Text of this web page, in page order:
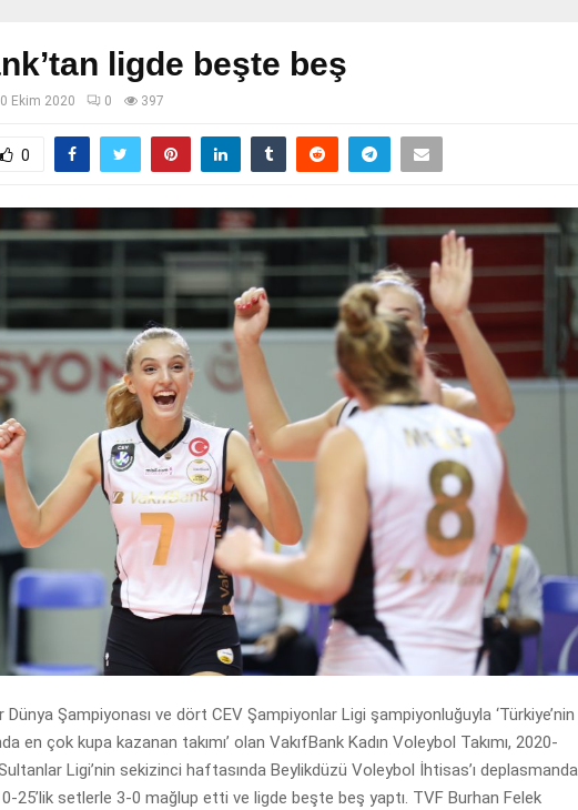
ligde beşte beş
Ekim 2020 0 397
0
Dünya Şampiyonası ve dört CEV Şampiyonlar Ligi şampiyonluğuyla ‘Türkiye’nin
en çok kupa kazanan takımı’ olan VakıfBank Kadın Voleybol Takımı, 2020-
Ligi’nin sekizinci haftasında Beylikdüzü Voleybol İhtisas’ı deplasmanda
25’lik setlerle 3-0 mağlup etti ve ligde beşte beş yaptı. TVF Burhan Felek